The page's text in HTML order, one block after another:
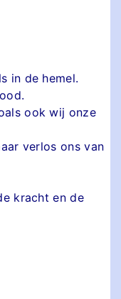
in de hemel.
ook wij onze
verlos ons van
kracht en de